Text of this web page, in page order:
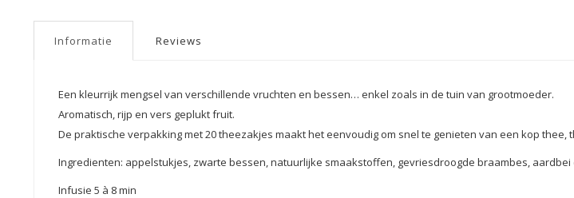
Informatie Reviews
Een kleurrijk mengsel van verschillende vruchten en bessen… enkel zoals in de tuin van grootmoeder.
Aromatisch, rijp en vers geplukt fruit.
De praktische verpakking met 20 theezakjes maakt het eenvoudig om snel te genieten van een kop
Ingredienten: appelstukjes, zwarte bessen, natuurlijke smaakstoffen, gevriesdroogde braambes,
Infusie 5 à 8 min